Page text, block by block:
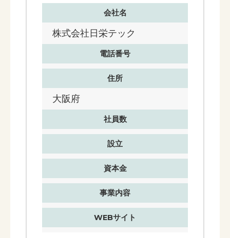
会社名
株式会社日栄テック
電話番号
住所
大阪府
社員数
設立
資本金
事業内容
WEBサイト